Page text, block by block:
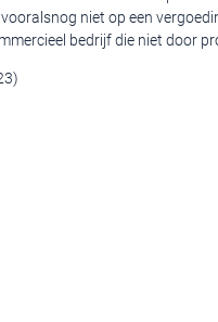
niet op een
bedrijf die niet door